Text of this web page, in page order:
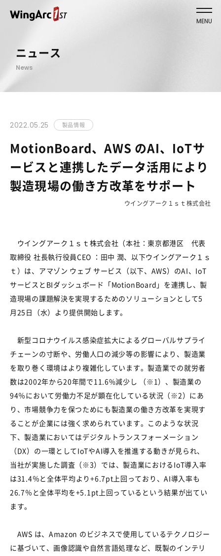
MENU
ニュース
News
2022.05.25 製品情報
MotionBoard、AWS のAI、IoTサ
ービスと連携したデータ活用により
製造現場の働き方改革をサポート
ウイングアーク１ｓｔ株式会社
ウイングアーク１ｓｔ株式会社（本社：東京都港区 代表
取締役 社長執行役員CEO ：田中 潤、以下ウイングアーク１ｓ
ｔ）は、アマゾン ウェブ サービス（以下、 AWS）のAI、 IoT
サービスと BIダッシュボード「MotionBoard 」を連携し、製
造現場の課題解決を実現するためのソリューションとして5
月25 日（水）より提供開始します。
新型コロナウイルス感染症拡大によるグローバルサプライ
チェーンの寸断や、労働人口の減少等の影響により、製造業
を取り巻く環境はより複雑化しています。製造業での就労者
数は2002年から20年間で11.6%減少し （※1） 、製造業の
94％において労働力不足が顕在化している状況（※2） にあ
り、市場競争力を保つためにも製造業の働き方改革を実現す
ることが企業には強く求められています。このような状況
下、製造業においてはデジタルトランスフォーメーション
（DX）の一環としてIoTやAI導入を推進する動きが見られ、
当社が実施した調査（※3）では、製造業における IoT導入率
は31.4％と全体平均より+6.7pt 上回っており、AI導入率も
26.7％と全体平均を+5.1pt 上回っているという結果が出てい
ます。
AWS は、 Amazon のビジネスで使用しているテクノロジー
に基づいて、画像認識や自然言語処理など、既製のインテリ